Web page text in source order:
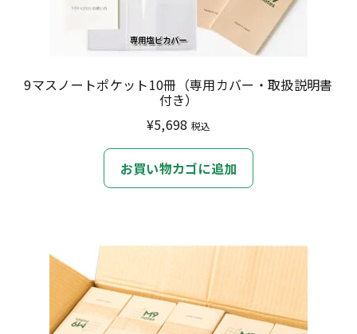
9マスノートポケット10冊（専用カバー・取扱説明書
付き）
¥5,698 税込
お買い物カゴに追加